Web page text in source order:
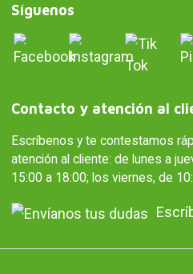
Síguenos
Contacto y atención al
Escríbenos y te contestamos
atención al cliente: de lunes a
15:00 a 18:00; los viernes, de